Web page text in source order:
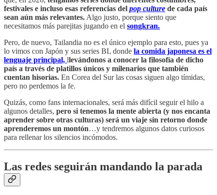
festivales e incluso esas referencias del pop culture de cada país
sean aún más relevantes. Algo justo, porque siento que
necesitamos más parejitas jugando en el songkran.
Pero, de nuevo, Tailandia no es el único ejemplo para esto, pues ya
lo vimos con Japón y sus series BL donde la comida japonesa es el
lenguaje principal, llevándonos a conocer la filosofía de dicho
país a través de platillos únicos y milenarios que también
cuentan hisorias. En Corea del Sur las cosas siguen algo tímidas,
pero no perdemos la fe.
Quizás, como fans internacionales, será más difícil seguir el hilo a
algunos detalles, pero si tenemos la mente abierta (y nos encanta
aprender sobre otras culturas) será un viaje sin retorno donde
aprenderemos un montón…y tendremos algunos datos curiosos
para rellenar los silencios incómodos.
Las redes seguirán mandando la parada